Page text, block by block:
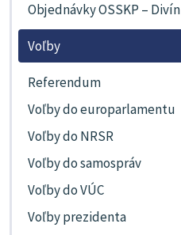
Objednávky OSSKP – Divín
Voľby
Referendum
Voľby do europarlamentu
Voľby do NRSR
Voľby do samospráv
Voľby do VÚC
Voľby prezidenta